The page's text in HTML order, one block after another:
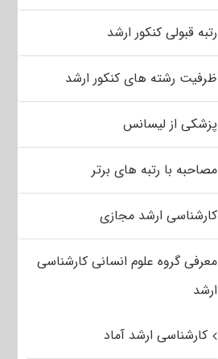
رتبه قبولی کنکور ارشد
ظرفیت رشته های کنکور ارشد
پزشکی از لیسانس
مصاحبه با رتبه های برتر
کارشناسی ارشد مجازی
معرفی گروه علوم انسانی کارشناسی
ارشد
کارشناسی ارشد آماد